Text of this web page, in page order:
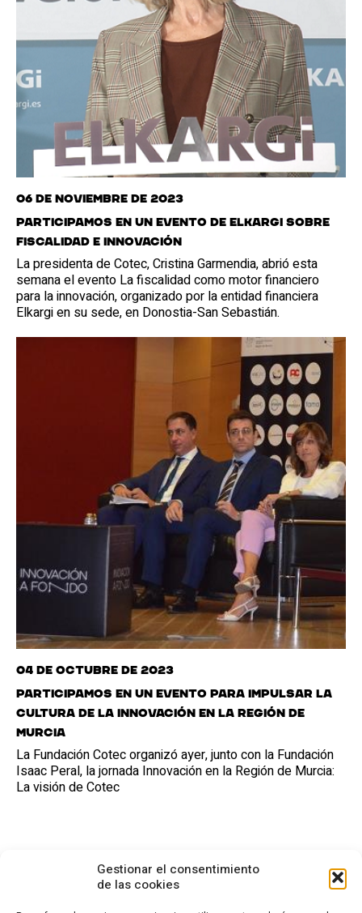
Gestionar el consentimiento
de las cookies
06 de noviembre de 2023
Participamos en un evento de Elkargi sobre
fiscalidad e innovación
La presidenta de Cotec, Cristina Garmendia, abrió esta
semana el evento La fiscalidad como motor financiero
para la innovación, organizado por la entidad financiera
Elkargi en su sede, en Donostia-San Sebastián.
04 de octubre de 2023
Participamos en un evento para impulsar la
cultura de la innovación en la Región de
Murcia
La Fundación Cotec organizó ayer, junto con la Fundación
Isaac Peral, la jornada Innovación en la Región de Murcia:
La visión de Cotec